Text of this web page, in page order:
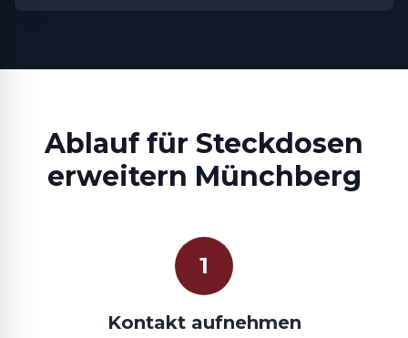
Ablauf für Steckdosen
erweitern Münchberg
1
Kontakt aufnehmen